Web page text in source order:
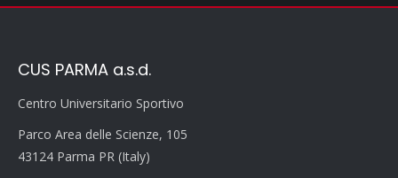
CUS PARMA a.s.d.
Centro Universitario Sportivo
Parco Area delle Scienze, 105
43124 Parma PR (Italy)